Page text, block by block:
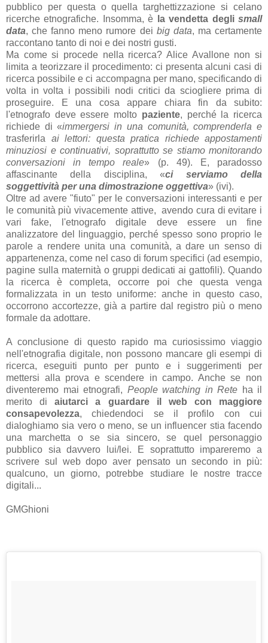
pubblico per questa o quella targhettizzazione si celano
ricerche etnografiche. Insomma, è
la vendetta deglismall
data, che fanno meno rumore dei big data, ma certamente
raccontano tanto di noi e dei nostri gusti.
Ma come si procede nella ricerca? Alice Avallone non si
limita a teorizzare il procedimento: ci presenta alcuni casi di
ricerca possibile e ci accompagna per mano, specificando di
volta in volta i possibili nodi critici da sciogliere prima di
proseguire. E una cosa appare chiara fin da subito:
l'etnografo deve essere molto paziente, perché la ricerca
richiede di «immergersi in una comunità, comprenderla e
trasferirla ai lettori: questa pratica richiede appostamenti
minuziosi e continuativi, soprattutto se stiamo monitorando
conversazioni in tempo reale» (p. 49). E, paradosso
affascinante della disciplina, «ci serviamo della
soggettività per una dimostrazione oggettiva» (ivi).
Oltre ad avere "fiuto" per le conversazioni interessanti e per
le comunità più vivacemente attive, avendo cura di evitare i
vari fake, l'etnografo digitale deve essere un fine
analizzatore del linguaggio, perché spesso sono proprio le
parole a rendere unita una comunità, a dare un senso di
appartenenza, come nel caso di forum specifici (ad esempio,
pagine sulla maternità o gruppi dedicati ai gattofili). Quando
la ricerca è completa, occorre poi che questa venga
formalizzata in un testo uniforme: anche in questo caso,
occorrono accortezze, già a partire dal registro più o meno
formale da adottare.
A conclusione di questo rapido ma curiosissimo viaggio
nell'etnografia digitale, non possono mancare gli esempi di
ricerca, eseguiti punto per punto e i suggerimenti per
mettersi alla prova e scendere in campo. Anche se non
diventeremo mai etnografi, People watching in Rete ha il
merito diaiutarci a guardare il web con maggiore
consapevolezza, chiedendoci se il profilo con cui
dialoghiamo sia vero o meno, se un influencer stia facendo
una marchetta o se sia sincero, se quel personaggio
pubblico sia davvero lui/lei. E soprattutto impareremo a
scrivere sul web dopo aver pensato un secondo in più:
qualcuno, un giorno, potrebbe studiare le nostre tracce
digitali...
GMGhioni